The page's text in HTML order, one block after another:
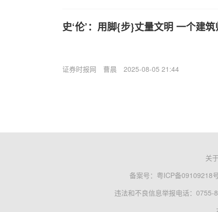
史‘伦’：用脚{步}丈量文明 一个建
证券时报网 曹晨 2025-08-05 21:44
关
备案号： 粤ICP备09109218
违法和不良信息举报电话：0755-